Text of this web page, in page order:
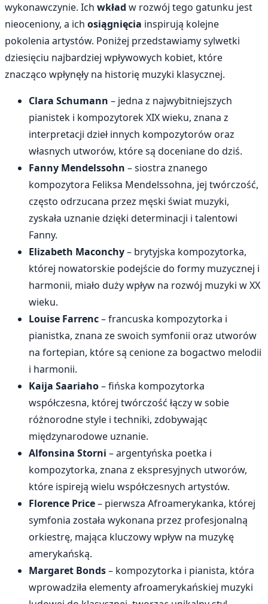
wykonawczynie. Ich wkład w rozwój tego gatunku jest
nieoceniony, a ich osiągnięcia inspirują kolejne
pokolenia artystów. Poniżej przedstawiamy sylwetki
dziesięciu najbardziej wpływowych kobiet, które
znacząco wpłynęły na historię muzyki klasycznej.
Clara Schumann – jedna z najwybitniejszych
pianistek i kompozytorek XIX wieku, znana z
interpretacji dzieł innych kompozytorów oraz
własnych utworów, które są doceniane do dziś.
Fanny Mendelssohn – siostra znanego
kompozytora Feliksa Mendelssohna, jej twórczość,
często odrzucana przez męski świat muzyki,
zyskała uznanie dzięki determinacji i talentowi
Fanny.
Elizabeth Maconchy– brytyjska kompozytorka,
której nowatorskie podejście do formy muzycznej i
harmonii, miało duży wpływ na rozwój muzyki w XX
wieku.
Louise Farrenc– francuska kompozytorka i
pianistka, znana ze swoich symfonii oraz utworów
na fortepian, które są cenione za bogactwo melodii
i harmonii.
Kaija Saariaho– fińska kompozytorka
współczesna, której twórczość łączy w sobie
różnorodne style i techniki, zdobywając
międzynarodowe uznanie.
Alfonsina Storni – argentyńska poetka i
kompozytorka, znana z ekspresyjnych utworów,
które ispireją wielu współczesnych artystów.
Florence Price– pierwsza Afroamerykanka, której
symfonia została wykonana przez profesjonalną
orkiestrę, mająca kluczowy wpływ na muzykę
amerykańską.
Margaret Bonds– kompozytorka i pianista, która
wprowadziła elementy afroamerykańskiej muzyki